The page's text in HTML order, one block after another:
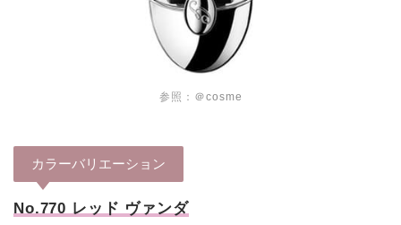
参照： ＠cosme
カラーバリエーション
No.770 レッド ヴァンダ